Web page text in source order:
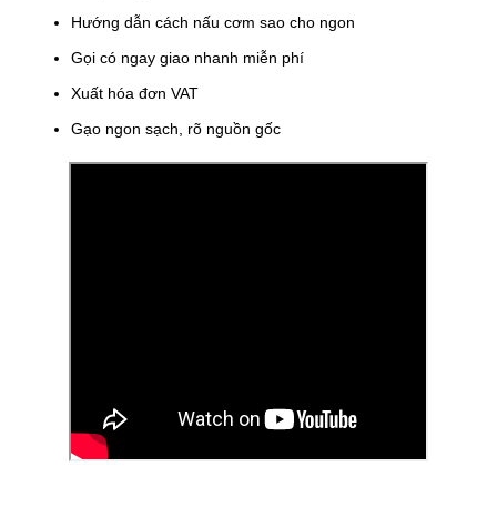
Hướng dẫn cách nấu cơm sao cho ngon
Gọi có ngay giao nhanh miễn phí
Xuất hóa đơn VAT
Gạo ngon sạch, rõ nguồn gốc